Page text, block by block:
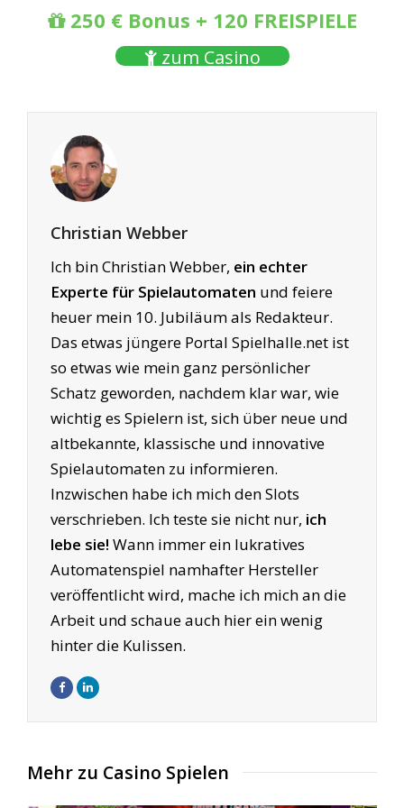
Merkur Gerätemit dem Spiel Cairo Casino
gleich mal vorsichtshalber abgeschaltet. Und da
Sicherheitsmaßnahme der Aufsteller?
Der vermeintliche
wird jedoch trotzdem für die meisten Spieler nur
alle anderen bleibt jedoch die Ungewissheit –
sind die Automaten überhaupt sicher? Das dies
nicht so ist, war ja bereits nach dem Merkur
Roulette Trick so „sicher“ wie das Amen in der
Kirche…
NEUER SYSTEMFEHLER MERKUR
EXPLOSION 2020
Und so funktioniert derSystemfehler Merkur
Explosion: Gespielt bzw. gecheatet wird mit
Magnus undRouletteum die Vulkan
Ausspielung zu erhalten. Weiter wollen wir gar
nichts ins Detail gehen. Denn so viel sei schon
mal gesagt, dieser Trick funktioniert nicht. Und
schon gar nicht funktioniert er bei
Spielautomaten im Internet.
Hier das aktuelle Protokoll und einige Zitate
250 € Bonus + 120 FREISPIELE
zum Casino
Christian Webber
Ich bin Christian Webber, ein echter
Experte für Spielautomaten und feiere
heuer mein 10. Jubiläum als Redakteur.
Das etwas jüngere Portal Spielhalle.net ist
so etwas wie mein ganz persönlicher
Schatz geworden, nachdem klar war, wie
wichtig es Spielern ist, sich über neue und
altbekannte, klassische und innovative
Spielautomaten zu informieren.
Inzwischen habe ich mich den Slots
verschrieben. Ich teste sie nicht nur, ich
lebe sie! Wann immer ein lukratives
Automatenspiel namhafter Hersteller
veröffentlicht wird, mache ich mich an die
Arbeit und schaue auch hier ein wenig
hinter die Kulissen.
Mehr zu Casino Spielen